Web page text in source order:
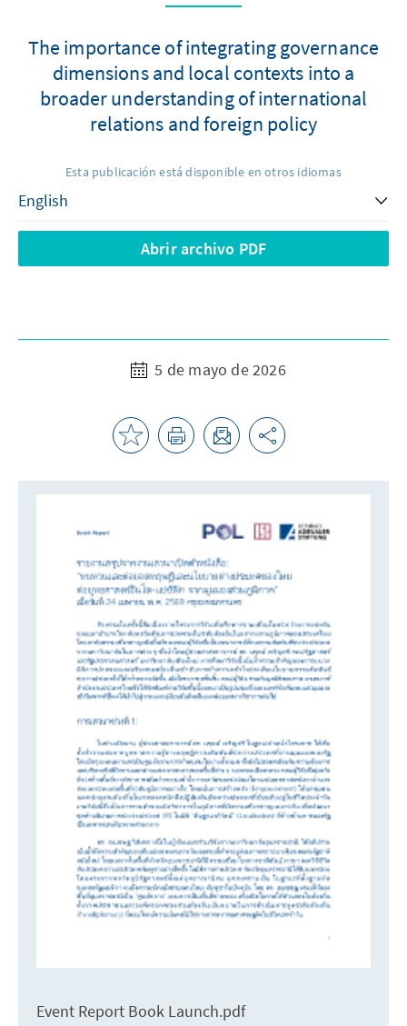
The importance of integrating governance
dimensions and local contexts into a
broader understanding of international
relations and foreign policy
Esta publicación está disponible en otros idiomas
Abrir archivo PDF
5 de mayo de 2026
Event Report Book Launch.pdf